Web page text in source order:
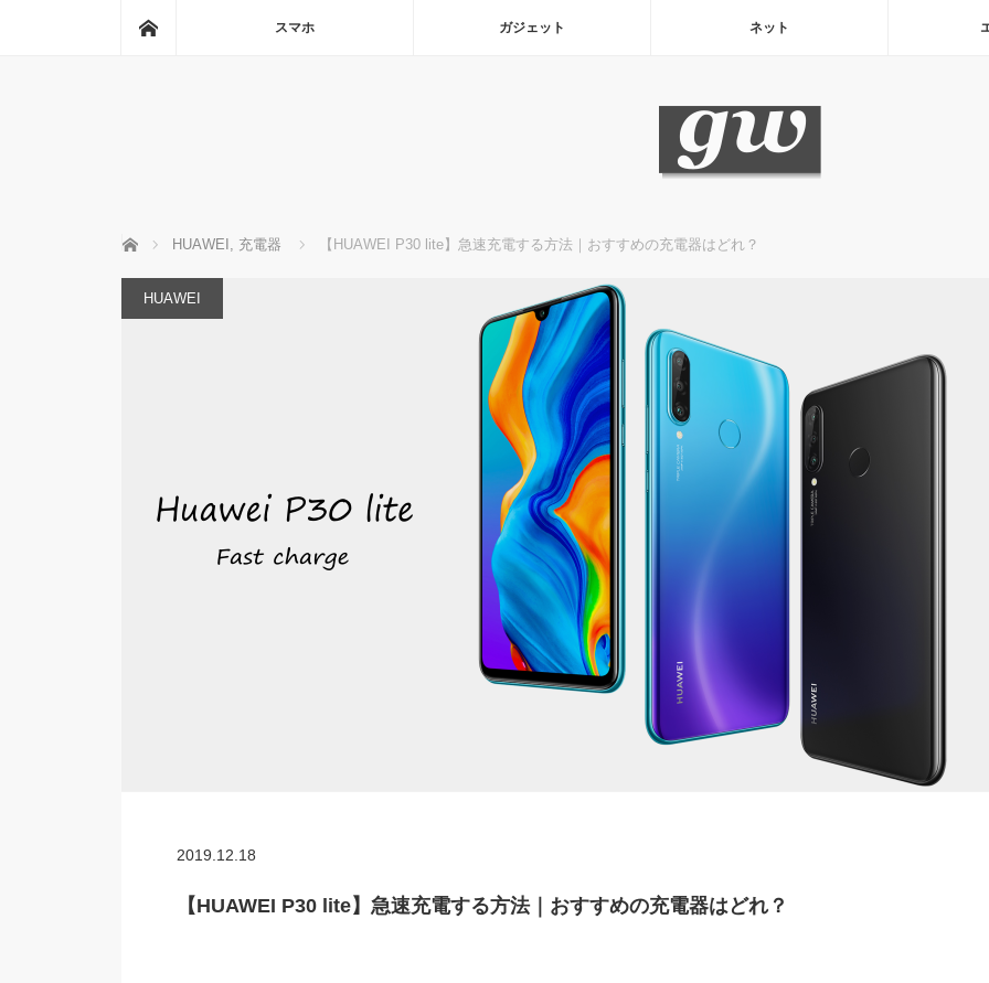
スマホ ガジェット ネット
ホーム HUAWEI , 充電器 【HUAWEI P30 lite】急速充電する方法｜おすすめの充電器はどれ？
HUAWEI
2019.12.18
【HUAWEI P30 lite】急速充電する方法｜おすすめの充電器はどれ？